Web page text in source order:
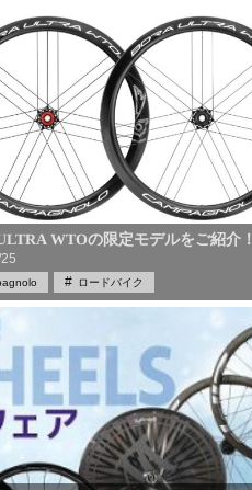
WTOの限定モデルをご紹介！
ロードバイク